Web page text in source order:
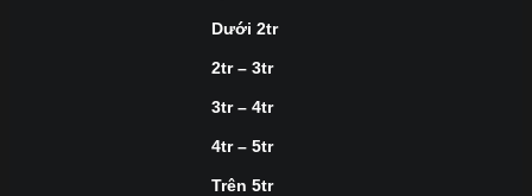
Dưới 2tr
2tr – 3tr
3tr – 4tr
4tr – 5tr
Trên 5tr